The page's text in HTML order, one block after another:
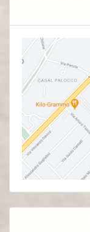
I Dati
rispondere a
diritti ed
individuare
per le
Gestione dei
- Diritti
Gli Utenti
riferimento
In
revocare il
opporsi al